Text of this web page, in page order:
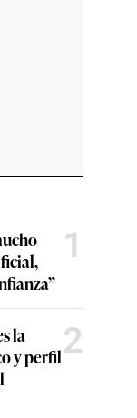
1
la
y perfil2